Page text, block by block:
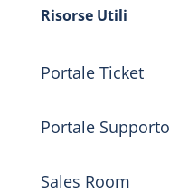
Risorse Utili
Portale Ticket
Portale Supporto
Sales Room